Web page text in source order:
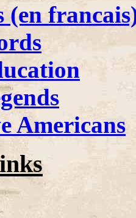
(en
Americans